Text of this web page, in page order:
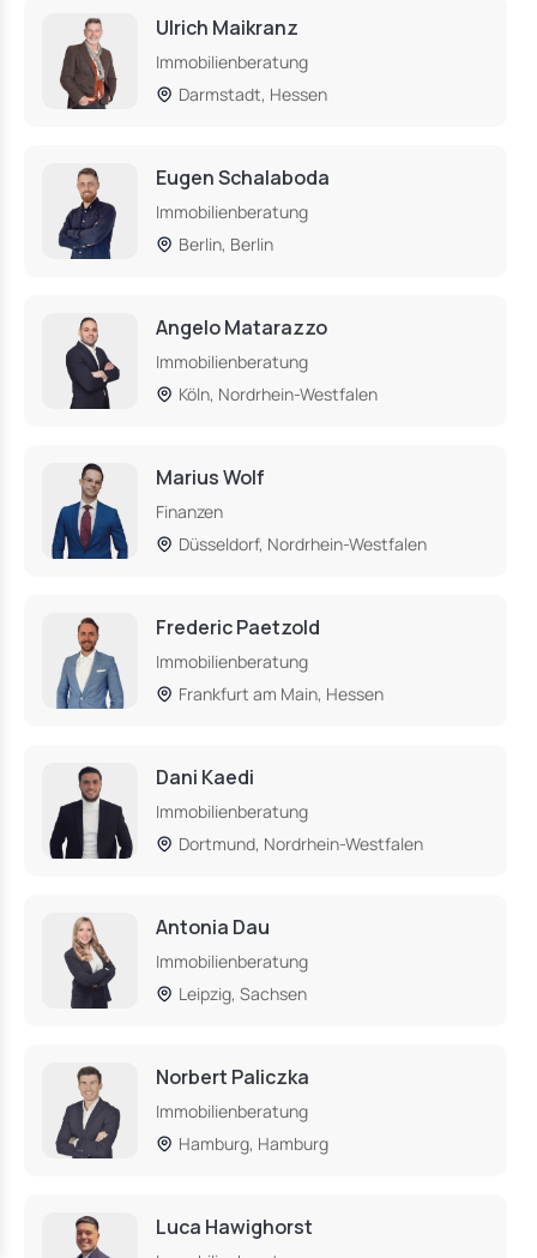
Ulrich Maikranz
Immobilienberatung
Darmstadt, Hessen
Eugen Schalaboda
Immobilienberatung
Berlin, Berlin
Angelo Matarazzo
Immobilienberatung
Köln, Nordrhein-Westfalen
Marius Wolf
Finanzen
Düsseldorf, Nordrhein-Westfalen
Frederic Paetzold
Immobilienberatung
Frankfurt am Main, Hessen
Dani Kaedi
Immobilienberatung
Dortmund, Nordrhein-Westfalen
Antonia Dau
Immobilienberatung
Leipzig, Sachsen
Norbert Paliczka
Immobilienberatung
Hamburg, Hamburg
Luca Hawighorst